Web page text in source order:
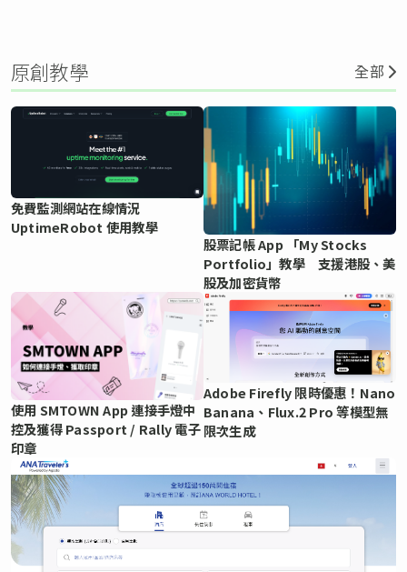
原創教學 全部
免費監測網站在線情況
UptimeRobot 使用教學
股票記帳 App 「My Stocks
Portfolio」教學 支援港股、美
股及加密貨幣
使用 SMTOWN App 連接手燈中
控及獲得 Passport / Rally 電子
印章
Adobe Firefly 限時優惠！Nano
Banana、Flux.2 Pro 等模型無
限次生成